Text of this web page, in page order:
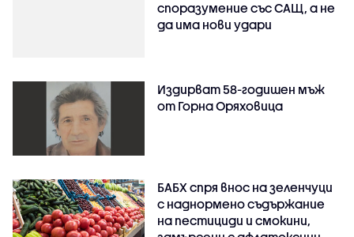
споразумение със САЩ, а не
да има нови удари
Издирват 58-годишен мъж
от Горна Оряховица
БАБХ спря внос на зеленчуци
с наднормено съдържание
на пестициди и смокини,